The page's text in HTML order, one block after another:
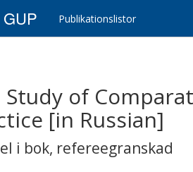
GUP Publikationslistor
Study of
[in Russian]
i bok, refereegranskad